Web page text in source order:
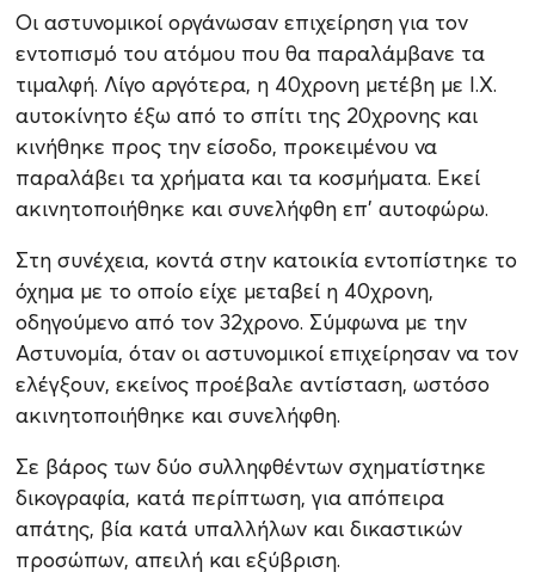
Οι αστυνομικοί οργάνωσαν επιχείρηση για τον
εντοπισμό του ατόμου που θα παραλάμβανε τα
τιμαλφή. Λίγο αργότερα, η 40χρονη μετέβη με Ι.Χ.
αυτοκίνητο έξω από το σπίτι της 20χρονης και
κινήθηκε προς την είσοδο, προκειμένου να
παραλάβει τα χρήματα και τα κοσμήματα. Εκεί
ακινητοποιήθηκε και συνελήφθη επ’ αυτοφώρω.
Στη συνέχεια, κοντά στην κατοικία εντοπίστηκε το
όχημα με το οποίο είχε μεταβεί η 40χρονη,
οδηγούμενο από τον 32χρονο. Σύμφωνα με την
Αστυνομία, όταν οι αστυνομικοί επιχείρησαν να τον
ελέγξουν, εκείνος προέβαλε αντίσταση, ωστόσο
ακινητοποιήθηκε και συνελήφθη.
Σε βάρος των δύο συλληφθέντων σχηματίστηκε
δικογραφία, κατά περίπτωση, για απόπειρα
απάτης, βία κατά υπαλλήλων και δικαστικών
προσώπων, απειλή και εξύβριση.